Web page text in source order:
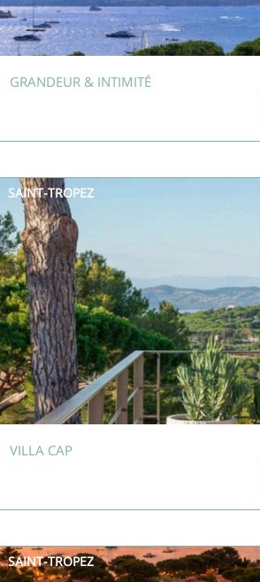
GRANDEUR & INTIMITÉ
SAINT-TROPEZ
VILLA CAP
SAINT-TROPEZ